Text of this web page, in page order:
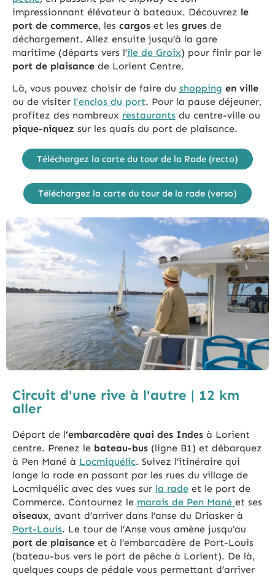
impressionnant élévateur à bateaux. Découvrez le
port de commerce, les cargos et les grues de
déchargement. Allez ensuite jusqu’à la gare
maritime (départs vers l’île de Groix) pour finir par le
port de plaisance de Lorient Centre.
Là, vous pouvez choisir de faire du shopping en ville
ou de visiter l’enclos du port. Pour la pause déjeuner,
profitez des nombreux restaurants du centre-ville ou
pique-niquez sur les quais du port de plaisance.
Téléchargez la carte du tour de la Rade (recto)
Téléchargez la carte du tour de la rade (verso)
Circuit d'une rive à l'autre | 12 km
aller
Départ de l’embarcadère quai des Indes à Lorient
centre. Prenez le bateau-bus (ligne B1) et débarquez
à Pen Mané à Locmiquélic. Suivez l’itinéraire qui
longe la rade en passant par les rues du village de
Locmiquélic avec des vues sur la rade et le port de
Commerce. Contournez le marais de Pen Mané et ses
oiseaux, avant d’arriver dans l’anse du Driasker à
Port-Louis. Le tour de l’Anse vous amène jusqu’au
port de plaisance et à l’embarcadère de Port-Louis
(bateau-bus vers le port de pêche à Lorient). De là,
quelques coups de pédale vous permettant d’arriver